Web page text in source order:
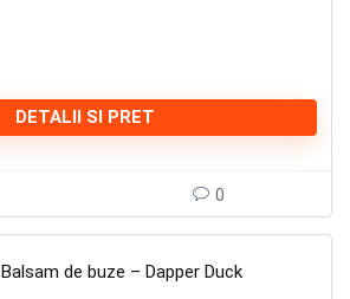
DETALII SI PRET
0
Balsam de buze – Dapper Duck